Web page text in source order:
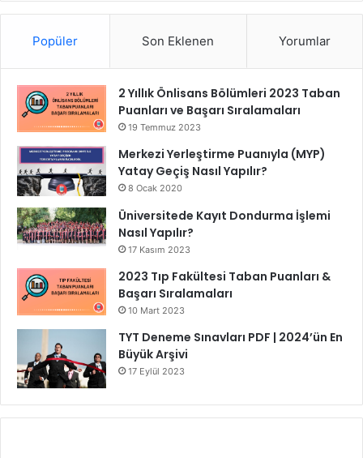
Popüler Son Eklenen Yorumlar
2 Yıllık Önlisans Bölümleri 2023 Taban
Puanları ve Başarı Sıralamaları
19 Temmuz 2023
Merkezi Yerleştirme Puanıyla (MYP)
Yatay Geçiş Nasıl Yapılır?
8 Ocak 2020
Üniversitede Kayıt Dondurma İşlemi
Nasıl Yapılır?
17 Kasım 2023
2023 Tıp Fakültesi Taban Puanları &
Başarı Sıralamaları
10 Mart 2023
TYT Deneme Sınavları PDF | 2024’ün En
Büyük Arşivi
17 Eylül 2023